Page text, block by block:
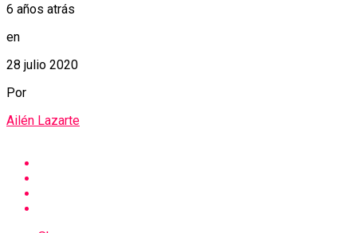
6 años atrás
en
28 julio 2020
Por
Ailén Lazarte